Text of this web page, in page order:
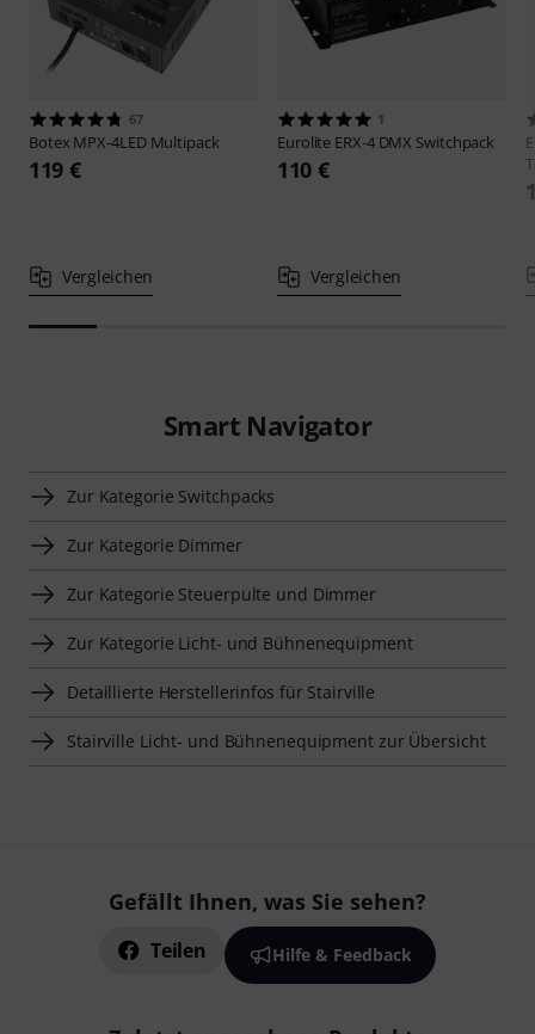
67
Botex MPX-4LED Multipack
119 €
Vergleichen
1
Eurolite ERX-4 DMX Switchpack
110 €
Vergleichen
Smart Navigator
Zur Kategorie Switchpacks
Zur Kategorie Dimmer
Zur Kategorie Steuerpulte und Dimmer
Zur Kategorie Licht- und Bühnenequipment
Detaillierte Herstellerinfos für Stairville
Stairville Licht- und Bühnenequipment zur Übersicht
Gefällt Ihnen, was Sie sehen?
Teilen Hilfe & Feedback